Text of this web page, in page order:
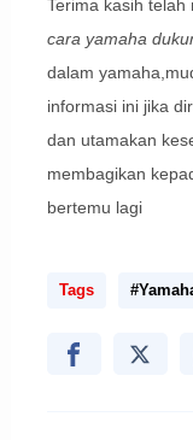
Terima kasih
cara yamaha
dalam
informasi ini jika
dan utamakan
membagikan
bertemu lagi
Tags